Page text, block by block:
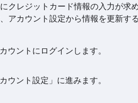
クレジットカード情報の入力が求
カウント設定から情報を更新す
ウントにログインします。
ウント設定」に進みます。